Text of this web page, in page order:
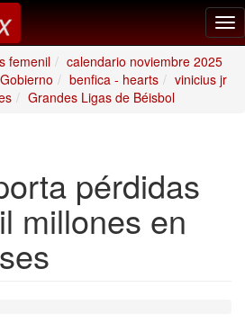
femenil
calendario noviembre 2025
Gobierno benfica - hearts
vinicius jr
Grandes Ligas de Béisbol
pérdidas
millones en